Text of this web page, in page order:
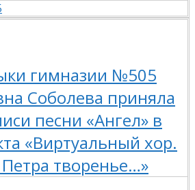
гимназии №505
Соболева приняла
песни «Ангел» в
«Виртуальный хор.
творенье…»